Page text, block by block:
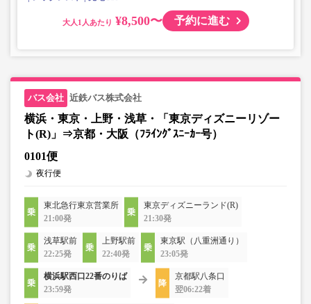
大人 ¥8,500〜 予約に進む
近鉄バス株式会社
横浜・東京・上野・浅草・「東京ディズニーリゾー
ト(R)」⇒京都・大阪（ﾌﾗｲﾝｸﾞｽﾆｰｶｰ号）
0101便
夜行便
東北急行東京営業所
21:00発
東京ディズニーランド(R)
21:30発
浅草駅前
22:25発
上野駅前
22:40発
東京駅（八重洲通り）
23:05発
横浜駅西口22番のりば
23:59発
京都駅八条口
翌06:22着